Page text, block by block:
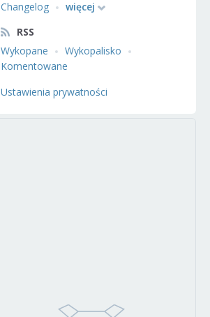
Changelog
więcej
RSS
Wykopane
Wykopalisko
Komentowane
Ustawienia prywatności